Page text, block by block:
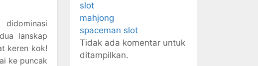
lanskap
keren kok!
ke puncak
slot
mahjong
spaceman slot
Tidak ada komentar untuk
ditampilkan.